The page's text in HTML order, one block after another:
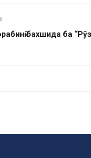
бахшида ба